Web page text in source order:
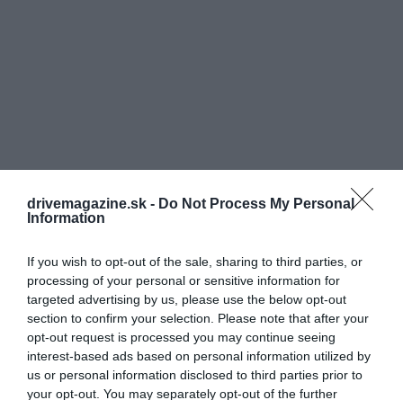
drivemagazine.sk - Do Not Process My Personal
Information
If you wish to opt-out of the sale, sharing to third parties, or
processing of your personal or sensitive information for
targeted advertising by us, please use the below opt-out
section to confirm your selection. Please note that after your
opt-out request is processed you may continue seeing
interest-based ads based on personal information utilized by
us or personal information disclosed to third parties prior to
your opt-out. You may separately opt-out of the further